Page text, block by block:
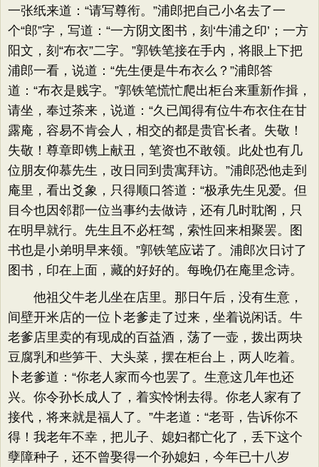
一张纸来道：“请写尊衔。”浦郎把自己小名去了一
个“郎”字，写道：“一方阴文图书，刻‘牛浦之印’；一方
阳文，刻“布衣”二字。”郭铁笔接在手内，将眼上下把
浦郎一看，说道：“先生便是牛布衣么？”浦郎答
道：“布衣是贱字。”郭铁笔慌忙爬出柜台来重新作揖，
请坐，奉过茶来，说道：“久已闻得有位牛布衣住在甘
露庵，容易不肯会人，相交的都是贵官长者。失敬！
失敬！尊章即镌上献丑，笔资也不敢领。此处也有几
位朋友仰慕先生，改日同到贵寓拜访。”浦郎恐他走到
庵里，看出爻象，只得顺口答道：“极承先生见爱。但
目今也因邻郡一位当事约去做诗，还有几时耽阁，只
在明早就行。先生且不必枉驾，索性回来相聚罢。图
书也是小弟明早来领。”郭铁笔应诺了。浦郎次日讨了
图书，印在上面，藏的好好的。每晚仍在庵里念诗。
他祖父牛老儿坐在店里。那日午后，没有生意，
间壁开米店的一位卜老爹走了过来，坐着说闲话。牛
老爹店里卖的有现成的百益酒，荡了一壶，拨出两块
豆腐乳和些笋干、大头菜，摆在柜台上，两人吃着。
卜老爹道：“你老人家而今也罢了。生意这几年也还
兴。你令孙长成人了，着实怜悧去得。你老人家有了
接代，将来就是福人了。”牛老道：“老哥，告诉你不
得！我老年不幸，把儿子、媳妇都亡化了，丢下这个
孽障种子，还不曾娶得一个孙媳妇，今年已十八岁